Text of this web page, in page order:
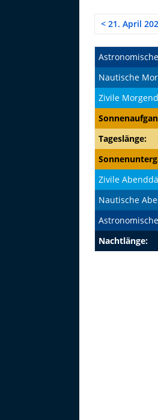
< 21. April
Nautische
Zivile
Tageslänge:
Zivile
Nautische
Nachtlänge: